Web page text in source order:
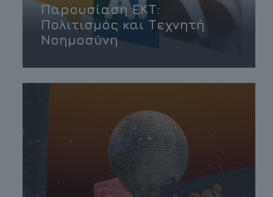
Παρουσίαση ΕΚΤ:
Πολιτισμός και Τεχνητή
Νοημοσύνη